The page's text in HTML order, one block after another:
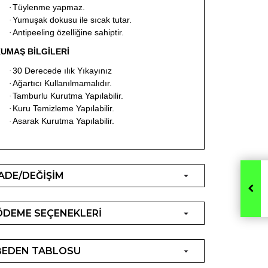
· Tüylenme yapmaz.
· Yumuşak dokusu ile sıcak tutar.
· Antipeeling özelliğine sahiptir.
BİLGİLERİ
· 30 Derecede ılık Yıkayınız
· Ağartıcı Kullanılmamalıdır.
· Tamburlu Kurutma Yapılabilir.
· Kuru Temizleme Yapılabilir.
· Asarak Kurutma Yapılabilir.
DEĞİŞİM
SEÇENEKLERİ
TABLOSU